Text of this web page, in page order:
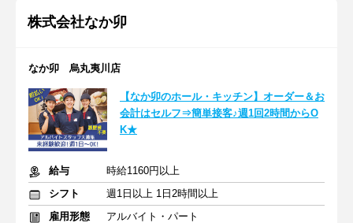
株式会社なか卯
なか卯 烏丸夷川店
【なか卯のホール・キッチン】オーダー＆お
会計はセルフ⇒簡単接客♪週1回2時間からO
K★
給与
時給1160円以上
シフト
週1日以上 1日2時間以上
雇用形態
アルバイト・パート